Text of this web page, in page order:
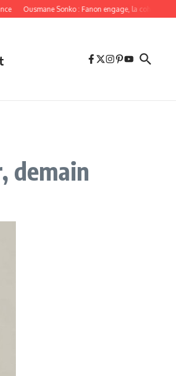
Ousmane Sonko : Fanon engage, la cohérence oblige
demain